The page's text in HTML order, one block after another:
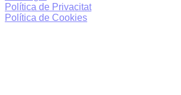
Política de Privacitat
Política de Cookies